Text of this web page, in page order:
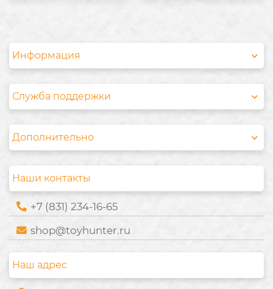
Информация
Служба поддержки
Дополнительно
Наши контакты
+7 (831) 234-16-65
shop@toyhunter.ru
Наш адрес